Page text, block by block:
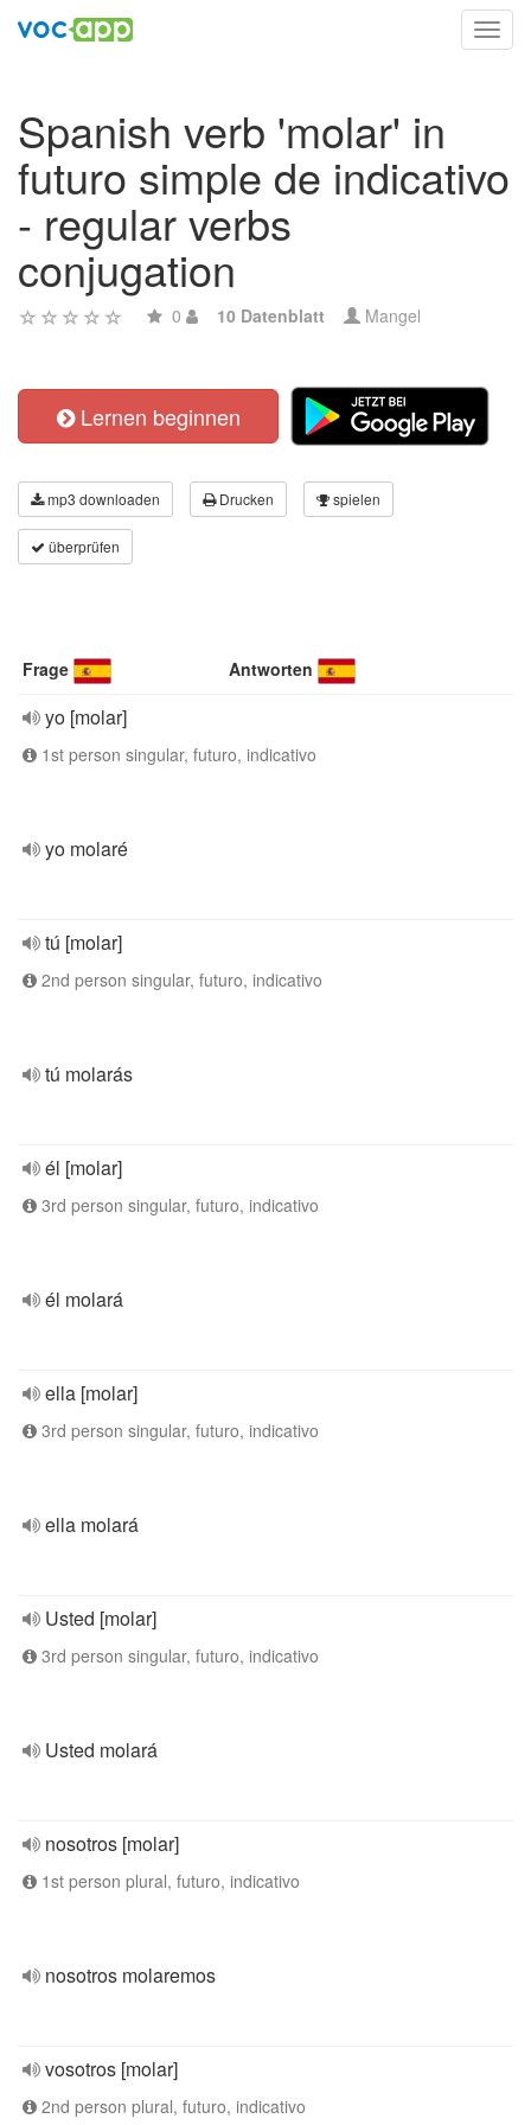
Spanish verb 'molar' in
futuro simple de indicativo
- regular verbs
conjugation
0 10 Datenblatt Mangel
Lernen beginnen
mp3 downloaden Drucken spielen
überprüfen
Frage Antworten
yo [molar]
1st person singular, futuro, indicativo
yo molaré
tú [molar]
2nd person singular, futuro, indicativo
tú molarás
él [molar]
3rd person singular, futuro, indicativo
él molará
ella [molar]
3rd person singular, futuro, indicativo
ella molará
Usted [molar]
3rd person singular, futuro, indicativo
Usted molará
nosotros [molar]
1st person plural, futuro, indicativo
nosotros molaremos
vosotros [molar]
2nd person plural, futuro, indicativo